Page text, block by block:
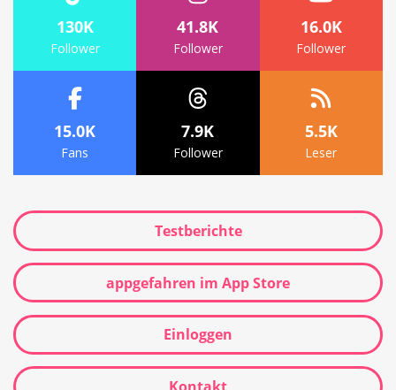
130K
Follower
41.8K
Follower
16.0K
Follower
15.0K
Fans
7.9K
Follower
5.5K
Leser
Testberichte
appgefahren im App Store
Einloggen